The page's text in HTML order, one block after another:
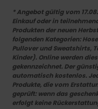
* Angebot gültig vom
Einkauf oder in
Produkten der neuen
folgenden Kategorien:
Pullover und Sweatshirts,
Kinder). Online werden
gekennzeichnet. Der
automatisch kostenlos.
Produkte, die vom
geprüft: wenn das
erfolgt keine